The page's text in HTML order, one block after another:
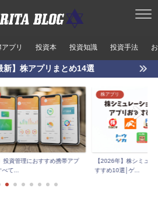
プリ 投資本 投資知識 投資手法
新】株アプリまとめ14選
投資管理におすすめ携帯アプ
べて...
株アプリ
【2026年】株シミュ
すすめ10選│ゲ...